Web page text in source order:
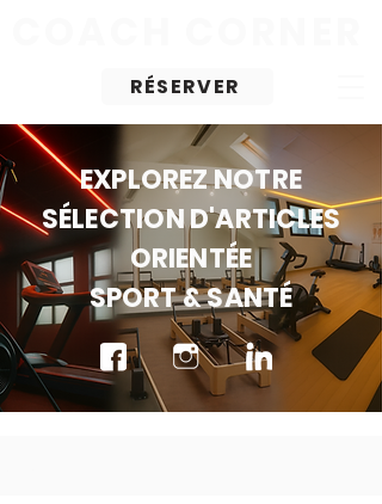
RÉSERVER
EXPLOREZ NOTRE
SÉLECTION D'ARTICLES
ORIENTÉE
SPORT & SANTÉ